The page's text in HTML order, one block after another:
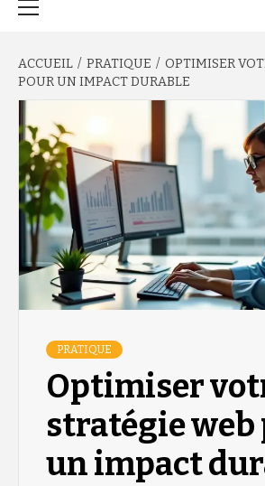
ACCUEIL PRATIQUE
OPTIMISER
POUR UN IMPACT DURABLE
PRATIQUE
Optimiser
stratégie web
un impact